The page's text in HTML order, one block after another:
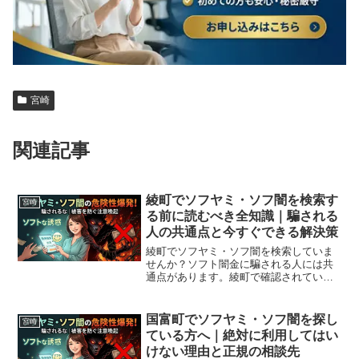
宮崎
関連記事
宮崎
綾町でソフヤミ・ソフ闇を検索す
る前に読むべき全知識｜騙される
人の共通点と今すぐできる解決策
綾町でソフヤミ・ソフ闇を検索していま
せんか？ソフト闇金に騙される人には共
通点があります。綾町で確認されている
利用できる無料相談先まで完全解説。
宮崎
国富町でソフヤミ・ソフ闇を探し
ている方へ｜絶対に利用してはい
けない理由と正規の相談先